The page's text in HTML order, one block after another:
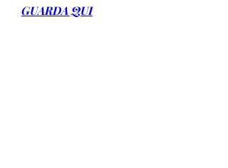
GUARDA QUI